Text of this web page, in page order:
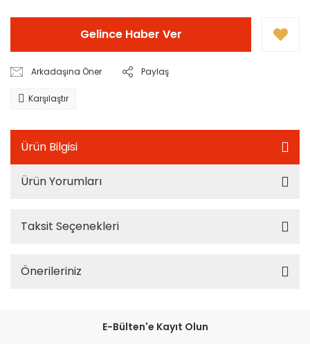
Gelince Haber Ver
Arkadaşına Öner Paylaş
Karşılaştır
Ürün Bilgisi
Ürün Yorumları
Taksit Seçenekleri
Önerileriniz
E-Bülten'e Kayıt Olun